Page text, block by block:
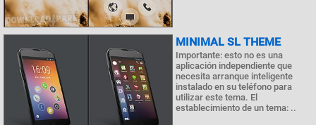
MINIMAL SL THEME
Importante: esto no es una
aplicación independiente que
necesita arranque inteligente
instalado en su teléfono para
utilizar este tema. El
establecimiento de un tema: ..